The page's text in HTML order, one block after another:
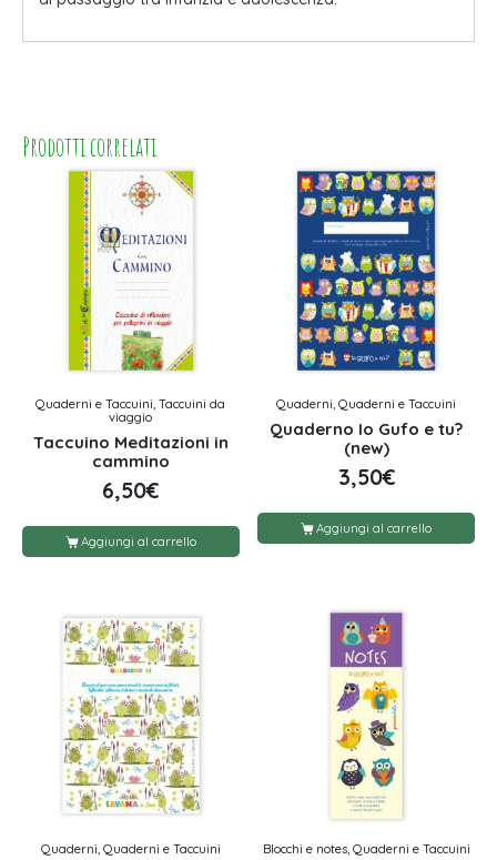
Prodotti correlati
Quaderni e Taccuini, Taccuini da
viaggio
Taccuino Meditazioni in
cammino
6,50€
Aggiungi al carrello
Quaderni, Quaderni e Taccuini
Quaderno Io Gufo e tu?
(new)
3,50€
Aggiungi al carrello
Quaderni, Quaderni e Taccuini Blocchi e notes, Quaderni e Taccuini